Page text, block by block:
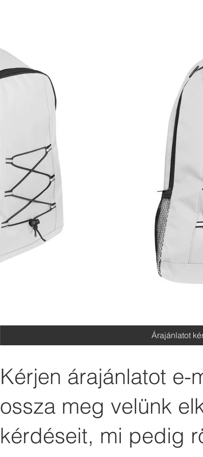
Árajánlatot
Kérjen árajánlatot e-
ossza meg velünk
kérdéseit, mi pedig